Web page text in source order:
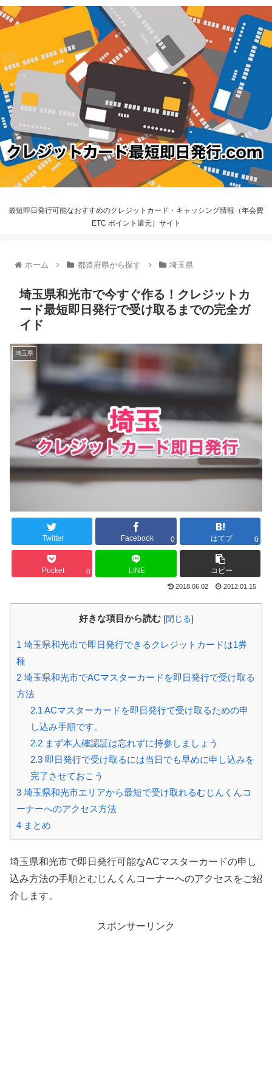
最短即日発行可能なおすすめのクレジットカード・キャッシング情報（年会費
ETC ポイント還元）サイト
ホーム 都道府県から探す 埼玉県
埼玉県和光市で今すぐ作る！クレジットカ
ード最短即日発行で受け取るまでの完全ガ
イド
埼玉県
Twitter Facebook 0 はてブ 0
Pocket 0 LINE コピー
2018.06.02 2012.01.15
好きな項目から読む [閉じる]
1 埼玉県和光市で即日発行できるクレジットカードは1券
種
2 埼玉県和光市でACマスターカードを即日発行で受け取る
方法
2.1 ACマスターカードを即日発行で受け取るための申
し込み手順です。
2.2まず本人確認証は忘れずに持参しましょう
2.3即日発行で受け取るには当日でも早めに申し込みを
完了させておこう
3 埼玉県和光市エリアから最短で受け取れるむじんくんコ
ーナーへのアクセス方法
4 まとめ
埼玉県和光市で即日発行可能なACマスターカードの申し
込み方法の手順とむじんくんコーナーへのアクセスをご紹
介します。
スポンサーリンク